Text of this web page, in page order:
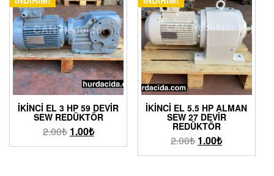
İKINCI EL 3 HP 59 DEVIR
SEW REDÜKTÖR
2.00₺ 1.00₺
İKINCI EL 5.5 HP ALMAN
SEW 27 DEVIR
REDÜKTÖR
2.00₺ 1.00₺